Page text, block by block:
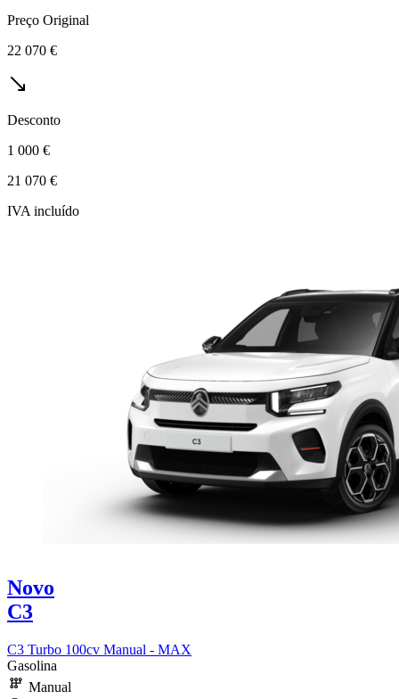
Preço Original
22 070 €
Desconto
1 000 €
21 070 €
IVA incluído
Novo
C3
C3 Turbo 100cv Manual - MAX
Gasolina
Manual